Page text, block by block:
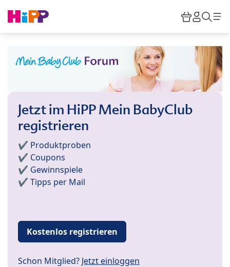
HiPP
Jetzt im HiPP Mein BabyClub
registrieren
✔️ Produktproben
✔️ Coupons
✔️ Gewinnspiele
✔️ Tipps per Mail
Kostenlos registrieren
Schon Mitglied? Jetzt einloggen